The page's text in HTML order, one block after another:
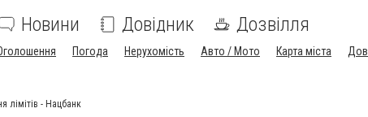
Новини Довідник Дозвілля
Погода Нерухомість Авто / Мото Карта міста
лімітів - Нацбанк